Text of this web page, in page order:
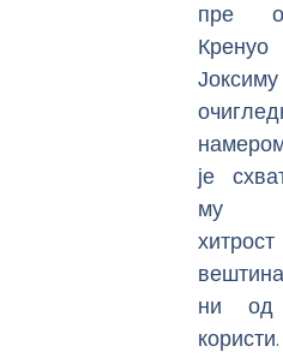
пре
је
му
ни од
користи.